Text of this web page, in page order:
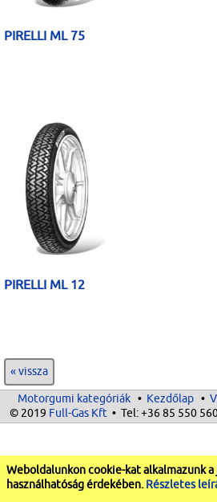
Weboldalunkon cookie-kat alkalmazunk a
használhatóság érdekében.Részletes
PIRELLI ML 75
PIRELLI ML 12
« vissza
Motorgumi kategóriák • Kezdőlap •
© 2019 Full-Gas Kft• Tel:+36 85 550